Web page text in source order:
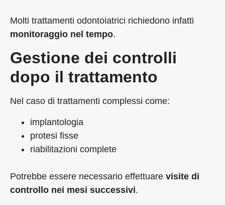
Molti trattamenti odontoiatrici richiedono infatti
monitoraggio nel tempo.
Gestione dei controlli
dopo il trattamento
Nel caso di trattamenti complessi come:
implantologia
protesi fisse
riabilitazioni complete
Potrebbe essere necessario effettuare visite di
controllo nei mesi successivi.